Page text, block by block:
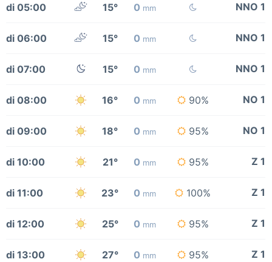
di 05:00 15° 0 mm NNO 1
di 06:00 15° 0 mm NNO 1
di 07:00 15° 0 mm NNO 1
di 08:00 16° 0 mm 90% NO 1
di 09:00 18° 0 mm 95% NO 1
di 10:00 21° 0 mm 95% Z 1
di 11:00 23° 0 mm 100% Z 1
di 12:00 25° 0 mm 95% Z 1
di 13:00 27° 0 mm 95% Z 1